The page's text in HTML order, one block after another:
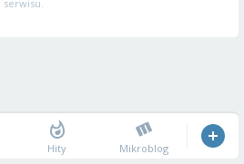
Hity Mikroblog